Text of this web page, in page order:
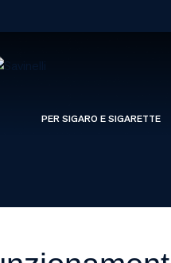
PER SIGARO E SIGARETTE